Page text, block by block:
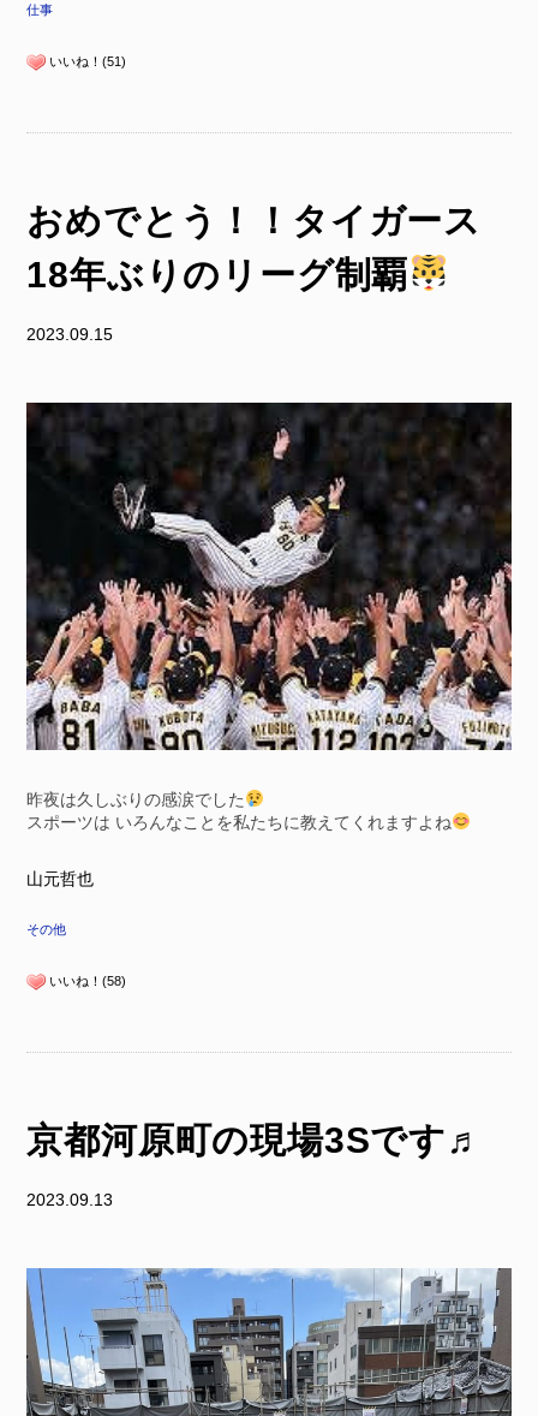
仕事
いいね！(51)
おめでとう！！タイガース
18年ぶりのリーグ制覇
2023.09.15
昨夜は久しぶりの感涙でした
スポーツは いろんなことを私たちに教えてくれますよね
山元哲也
その他
いいね！(58)
京都河原町の現場3Sです♬
2023.09.13